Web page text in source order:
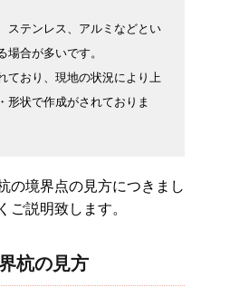
ステンレス、アルミなどとい
場合が多いです。
ており、現地の状況により上
形状で作成がされておりま
の境界点の見方につきまし
ご説明致します。
杭の見方